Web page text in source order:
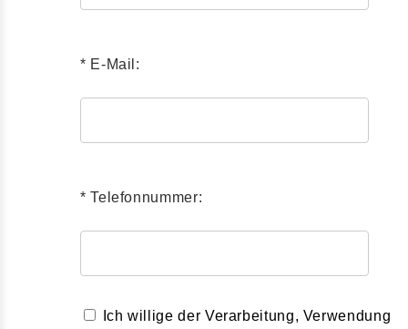
* E-Mail:
* Telefonnummer:
Ich willige der Verarbeitung, Verwendung